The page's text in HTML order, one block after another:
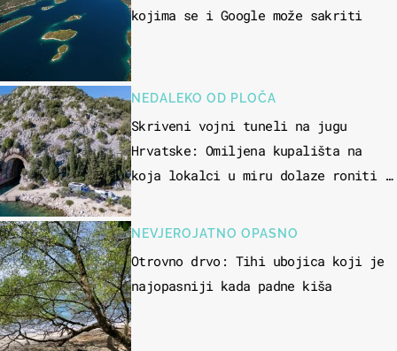
kojima se i Google može sakriti
NEDALEKO OD PLOČA
Skriveni vojni tuneli na jugu
Hrvatske: Omiljena kupališta na
koja lokalci u miru dolaze roniti i
NEVJEROJATNO OPASNO
Otrovno drvo: Tihi ubojica koji je
najopasniji kada padne kiša